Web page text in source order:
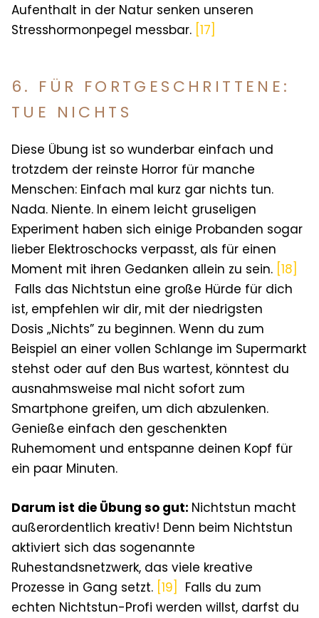
Aufenthalt in der Natur senken unseren
Stresshormonpegel messbar. [17]
6. FÜR FORTGESCHRITTENE:
TUE NICHTS
Diese Übung ist so wunderbar einfach und
trotzdem der reinste Horror für manche
Menschen: Einfach mal kurz gar nichts tun.
Nada. Niente. In einem leicht gruseligen
Experiment haben sich einige Probanden sogar
lieber Elektroschocks verpasst, als für einen
Moment mit ihren Gedanken allein zu sein. [18]
Falls das Nichtstun eine große Hürde für dich
ist, empfehlen wir dir, mit der niedrigsten
Dosis „Nichts” zu beginnen. Wenn du zum
Beispiel an einer vollen Schlange im Supermarkt
stehst oder auf den Bus wartest, könntest du
ausnahmsweise mal nicht sofort zum
Smartphone greifen, um dich abzulenken.
Genieße einfach den geschenkten
Ruhemoment und entspanne deinen Kopf für
ein paar Minuten.
Darum ist die Übung so gut: Nichtstun macht
außerordentlich kreativ! Denn beim Nichtstun
aktiviert sich das sogenannte
Ruhestandsnetzwerk, das viele kreative
Prozesse in Gang setzt. [19]
Falls du zum
echten Nichtstun-Profi werden willst, darfst du